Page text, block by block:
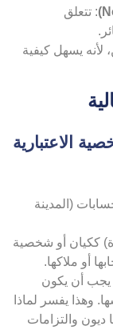
تتعلق
يسهل كيفية
الاعتبارية
(المدينة
أو شخصية
ملاكها.
أن يكون
يفسر لماذا
والتزامات